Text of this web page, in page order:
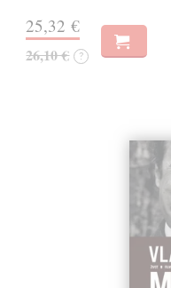
25,32 €
26,10 € ?